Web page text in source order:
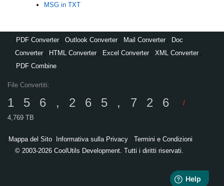
MSG in TXT
PDF Converter Outlook Converter Mail Converter
Doc
Converter
HTML Converter Excel Converter XML Converter
PDF Combine
File Convertiti:
156,265,726
/
4,769 TB
Mappa del Sito Informativa sulla Privacy
Termini e Condizioni
© 2003-2026 CoolUtils Development. Tutti i diritti riservati.